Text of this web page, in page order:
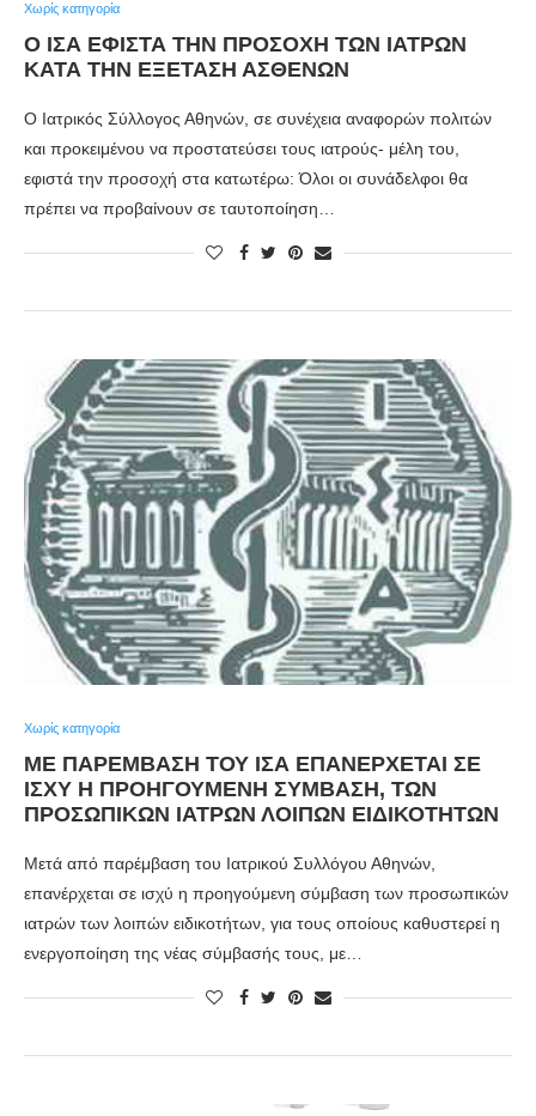
Χωρίς κατηγορία
Ο ΙΣΑ ΕΦΙΣΤΆ ΤΗΝ ΠΡΟΣΟΧΉ ΤΩΝ ΙΑΤΡΏΝ
ΚΑΤΆ ΤΗΝ ΕΞΈΤΑΣΗ ΑΣΘΕΝΏΝ
Ο Ιατρικός Σύλλογος Αθηνών, σε συνέχεια αναφορών πολιτών
και προκειμένου να προστατεύσει τους ιατρούς- μέλη του,
εφιστά την προσοχή στα κατωτέρω: Όλοι οι συνάδελφοι θα
πρέπει να προβαίνουν σε ταυτοποίηση…
Χωρίς κατηγορία
ΜΕ ΠΑΡΈΜΒΑΣΗ ΤΟΥ ΙΣΑ ΕΠΑΝΈΡΧΕΤΑΙ ΣΕ
ΙΣΧΎ Η ΠΡΟΗΓΟΎΜΕΝΗ ΣΎΜΒΑΣΗ, ΤΩΝ
ΠΡΟΣΩΠΙΚΏΝ ΙΑΤΡΏΝ ΛΟΙΠΏΝ ΕΙΔΙΚΟΤΉΤΩΝ
Μετά από παρέμβαση του Ιατρικού Συλλόγου Αθηνών,
επανέρχεται σε ισχύ η προηγούμενη σύμβαση των προσωπικών
ιατρών των λοιπών ειδικοτήτων, για τους οποίους καθυστερεί η
ενεργοποίηση της νέας σύμβασής τους, με…